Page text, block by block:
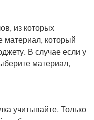
из которых
материал, который
В случае если у
материал,
учитывайте. Только